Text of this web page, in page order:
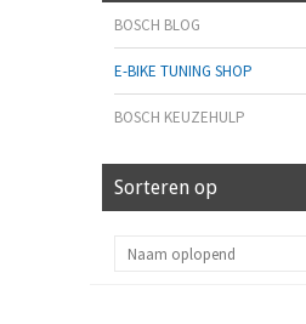
BOSCH BLOG
E-BIKE TUNING SHOP
BOSCH KEUZEHULP
Sorteren op